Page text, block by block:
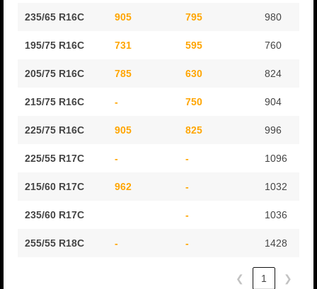
235/65 R16C 905 795 980
195/75 R16C 731 595 760
205/75 R16C 785 630 824
215/75 R16C - 750 904
225/75 R16C 905 825 996
225/55 R17C - - 1096
215/60 R17C 962 - 1032
235/60 R17C - 1036
255/55 R18C - - 1428
❮ 1 ❯